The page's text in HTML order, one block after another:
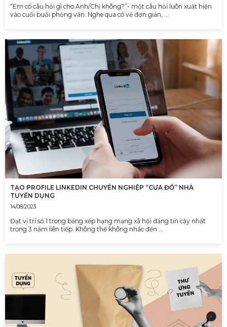
“Em có câu hỏi gì cho Anh/Chị không?”- một câu hỏi luôn xuất hiện
vào cuối buổi phỏng vấn. Nghe qua có vẻ đơn giản, …
TẠO PROFILE LINKEDIN CHUYÊN NGHIỆP “CƯA ĐỔ” NHÀ
TUYỂN DỤNG
14/08/2023
Đạt vị trí số 1 trong bảng xếp hạng mạng xã hội đáng tin cậy nhất
trong 3 năm liên tiếp. Không thể không nhắc đến …